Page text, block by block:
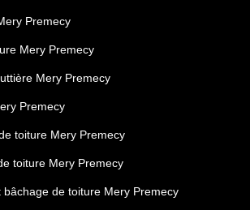
Premecy
Mery Premecy
Mery Premecy
Premecy
toiture Mery Premecy
toiture Mery Premecy
bâchage de toiture Mery Premecy